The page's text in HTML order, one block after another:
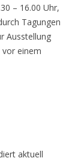
– 16.00 Uhr,
Tagungen
Ausstellung
einem
aktuell